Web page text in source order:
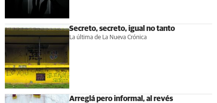
Secreto, secreto, igual no tanto
La última de La Nueva Crónica
Arreglá pero informal, al revés